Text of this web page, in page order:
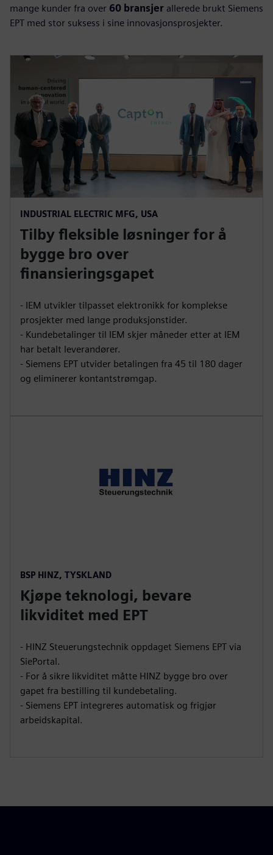
mange kunder fra over 60 bransjer allerede brukt Siemens
EPT med stor suksess i sine innovasjonsprosjekter.
INDUSTRIAL ELECTRIC MFG, USA
Tilby fleksible løsninger for å
bygge bro over
finansieringsgapet
- IEM utvikler tilpasset elektronikk for komplekse
prosjekter med lange produksjonstider.
- Kundebetalinger til IEM skjer måneder etter at IEM
har betalt leverandører.
- Siemens EPT utvider betalingen fra 45 til 180 dager
og eliminerer kontantstrømgap.
BSP HINZ, TYSKLAND
Kjøpe teknologi, bevare
likviditet med EPT
- HINZ Steuerungstechnik oppdaget Siemens EPT via
SiePortal.
- For å sikre likviditet måtte HINZ bygge bro over
gapet fra bestilling til kundebetaling.
- Siemens EPT integreres automatisk og frigjør
arbeidskapital.